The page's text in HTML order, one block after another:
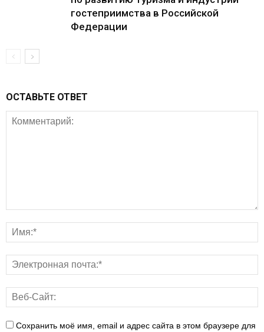
гостеприимства в Российской
Федерации
ОСТАВЬТЕ ОТВЕТ
Сохранить моё имя, email и адрес сайта в этом браузере для